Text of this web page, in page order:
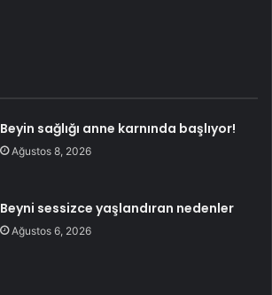
Beyin sağlığı anne karnında başlıyor!
Ağustos 8, 2026
Beyni sessizce yaşlandıran nedenler
Ağustos 6, 2026